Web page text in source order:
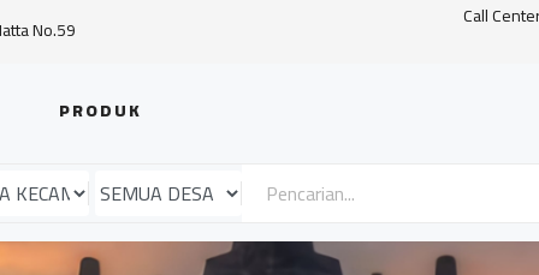
No.59 Call
PRODUK